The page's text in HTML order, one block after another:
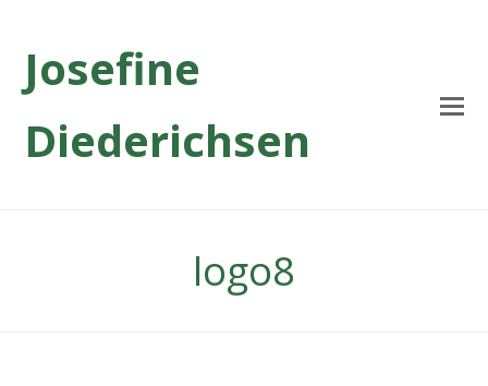
Josefine
Diederichsen
logo8